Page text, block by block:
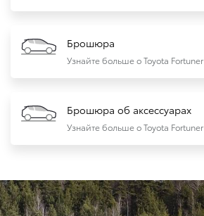
Брошюра
Узнайте больше о Toyota Fortuner
Брошюра об аксессуарах
Узнайте больше о Toyota Fortuner